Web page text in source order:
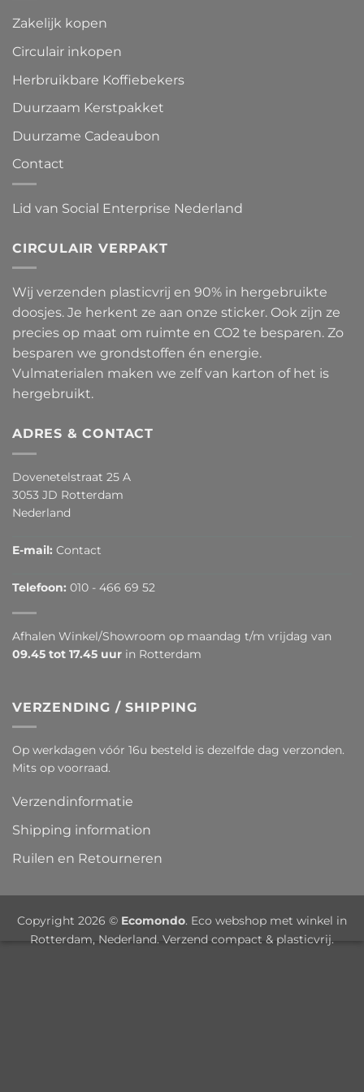
Zakelijk kopen
Circulair inkopen
Herbruikbare Koffiebekers
Duurzaam Kerstpakket
Duurzame Cadeaubon
Contact
Lid van Social Enterprise Nederland
CIRCULAIR VERPAKT
Wij verzenden plasticvrij en 90% in hergebruikte
doosjes. Je herkent ze aan onze sticker. Ook zijn ze
precies op maat om ruimte en CO2 te besparen. Zo
besparen we grondstoffen én energie.
Vulmaterialen maken we zelf van karton of het is
hergebruikt.
ADRES & CONTACT
Dovenetelstraat 25 A
3053 JD Rotterdam
Nederland
E-mail: Contact
Telefoon: 010 - 466 69 52
Afhalen Winkel/Showroom op maandag t/m vrijdag van
09.45 tot 17.45 uur in Rotterdam
VERZENDING / SHIPPING
Op werkdagen vóór 16u besteld is dezelfde dag verzonden.
Mits op voorraad.
Verzendinformatie
Shipping information
Ruilen en Retourneren
Copyright 2026 © Ecomondo. Eco webshop met winkel in
Rotterdam, Nederland. Verzend compact & plasticvrij.